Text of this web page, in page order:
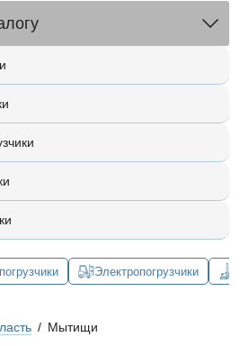
Электропогрузчики
/ Мытищи